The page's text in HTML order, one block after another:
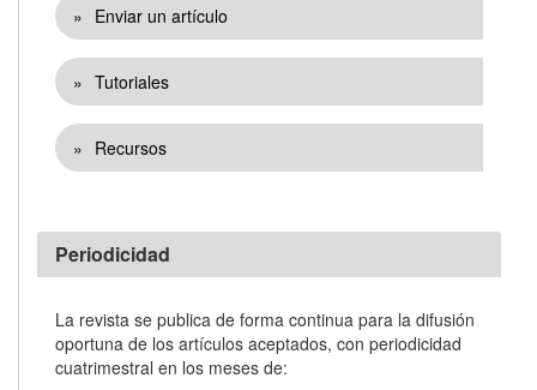
Enviar un artículo
Tutoriales
Recursos
Periodicidad
La revista se publica de forma continua para la difusión
oportuna de los artículos aceptados, con periodicidad
cuatrimestral en los meses de: